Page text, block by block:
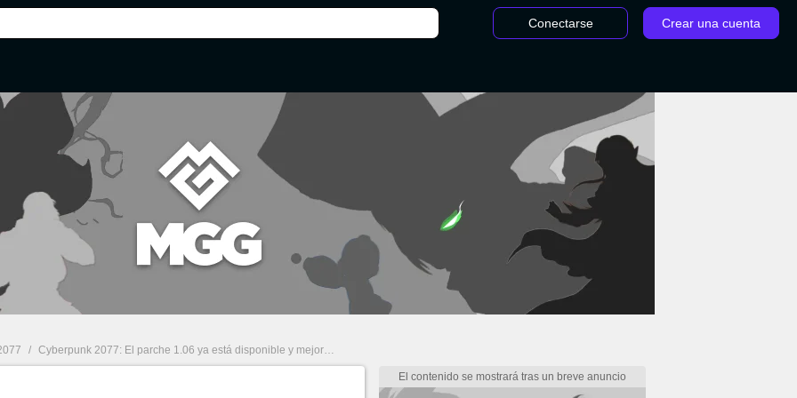
Conectarse Crear una cuenta
/ Cyberpunk 2077: El parche 1.06 ya está disponible y mejora dos problemas hiperpolémicos